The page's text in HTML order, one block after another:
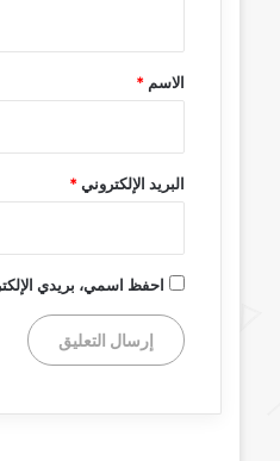
*
الاسم *
البريد الإلكتروني*
احفظ اسمي، بريدي